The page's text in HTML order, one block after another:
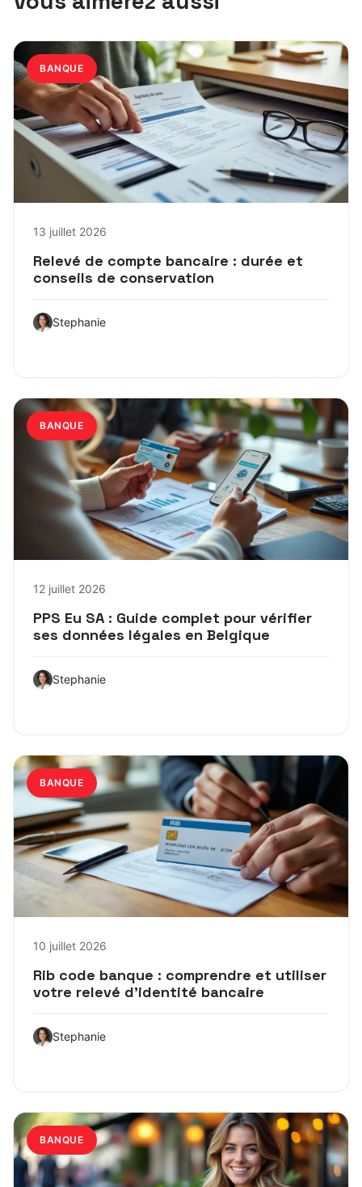
BANQUE
13 juillet 2026
Relevé de compte bancaire : durée et
conseils de conservation
Stephanie
BANQUE
12 juillet 2026
PPS Eu SA : Guide complet pour vérifier
ses données légales en Belgique
Stephanie
BANQUE
10 juillet 2026
Rib code banque : comprendre et utiliser
votre relevé d’identité bancaire
Stephanie
BANQUE